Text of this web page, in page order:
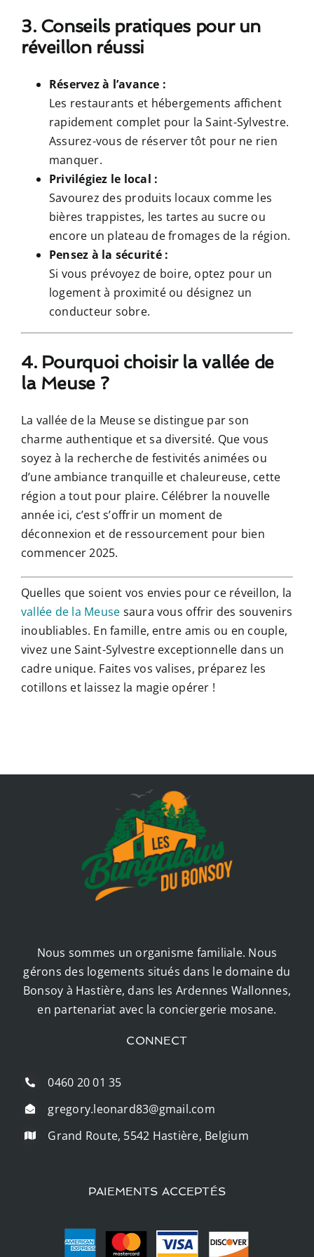
3. Conseils pratiques pour un
réveillon réussi
Réservez à l’avance :
Les restaurants et hébergements affichent
rapidement complet pour la Saint-Sylvestre.
Assurez-vous de réserver tôt pour ne rien
manquer.
Privilégiez le local :
Savourez des produits locaux comme les
bières trappistes, les tartes au sucre ou
encore un plateau de fromages de la région.
Pensez à la sécurité :
Si vous prévoyez de boire, optez pour un
logement à proximité ou désignez un
conducteur sobre.
4. Pourquoi choisir la vallée de
la Meuse ?
La vallée de la Meuse se distingue par son
charme authentique et sa diversité. Que vous
soyez à la recherche de festivités animées ou
d’une ambiance tranquille et chaleureuse, cette
région a tout pour plaire. Célébrer la nouvelle
année ici, c’est s’offrir un moment de
déconnexion et de ressourcement pour bien
commencer 2025.
Quelles que soient vos envies pour ce réveillon, la
vallée de la Meuse saura vous offrir des souvenirs
inoubliables. En famille, entre amis ou en couple,
vivez une Saint-Sylvestre exceptionnelle dans un
cadre unique. Faites vos valises, préparez les
cotillons et laissez la magie opérer !
Nous sommes un organisme familiale. Nous
gérons des logements situés dans le domaine du
Bonsoy à Hastière, dans les Ardennes Wallonnes,
en partenariat avec la conciergerie mosane.
CONNECT
0460 20 01 35
gregory.leonard83@gmail.com
Grand Route, 5542 Hastière, Belgium
PAIEMENTS ACCEPTÉS